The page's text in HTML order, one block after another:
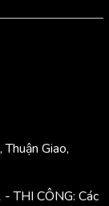
Giao,
THI CÔNG: Các